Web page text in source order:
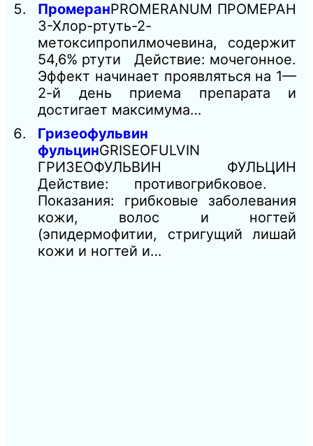
ПромеранPROMERANUM ПРОМЕРАН
3-Хлор-ртуть-2-
метоксипропилмочевина, содержит
54,6% ртути Действие: мочегонное.
Эффект начинает проявляться на 1—
2-й день приема препарата и
достигает максимума…
Гризеофульвин
фульцинGRISEOFULVIN
ГРИЗЕОФУЛЬВИН ФУЛЬЦИН
Действие: противогрибковое.
Показания: грибковые заболевания
кожи, волос и ногтей
(эпидермофитии, стригущий лишай
кожи и ногтей и…